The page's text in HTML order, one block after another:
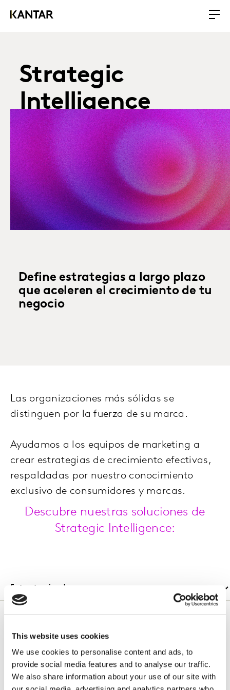
This website uses cookies
We use cookies to personalise content and ads, to
provide social media features and to analyse our traffic.
We also share information about your use of our site with
Strategic
Intelligence
Define estrategias a largo plazo
que aceleren el crecimiento de tu
negocio
Las organizaciones más sólidas se
distinguen por la fuerza de su marca.
Ayudamos a los equipos de marketing a
crear estrategias de crecimiento efectivas,
respaldadas por nuestro conocimiento
exclusivo de consumidores y marcas.
Descubre nuestras soluciones de
Strategic Intelligence:
Estrategias de crecimiento de marca
orientadas a crear valor empresarial.
Vivimos en un mundo de hiperestimulación en el que las